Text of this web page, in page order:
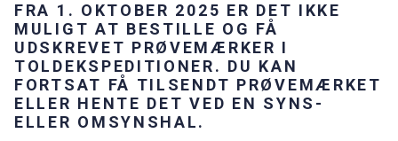
FRA 1. OKTOBER 2025 ER DET IKKE
MULIGT AT BESTILLE OG FÅ
UDSKREVET PRØVEMÆRKER I
TOLDEKSPEDITIONER. DU KAN
FORTSAT FÅ TILSENDT PRØVEMÆRKET
ELLER HENTE DET VED EN SYNS-
ELLER OMSYNSHAL.